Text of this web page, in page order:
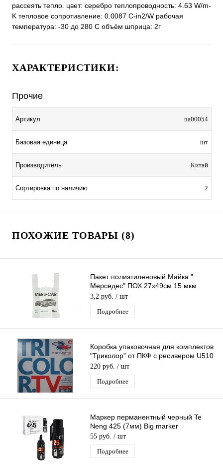
рассеять тепло. цвет: серебро теплопроводность: 4.63 W/m-
K тепловое сопротивление: 0.0087 С-in2/W рабочая
температура: -30 до 280 С объём шприца: 2г
ХАРАКТЕРИСТИКИ:
Прочие
Артикул na00054
Базовая единица шт
Производитель Китай
Сортировка по наличию 2
ПОХОЖИЕ ТОВАРЫ (8)
Пакет полиэтиленовый Майка "
Мерседес" ПОХ 27х49см 15 мкм
(10гр) /100шт/1000 шт*меш
3,2 руб. / шт
Подробнее
Коробка упаковочная для комплектов
"Триколор" от ПКФ с ресивером U510
Европа без картонных прокладок
220 руб. / шт
Подробнее
Маркер перманентный черный Te
Neng 425 (7мм) Big marker
55 руб. / шт
Подробнее